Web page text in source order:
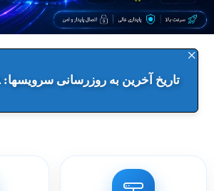
تاریخ آخرین به‌ روزرسانی سرویسها: ۱۸ مرداد ۱۴۰۵
×